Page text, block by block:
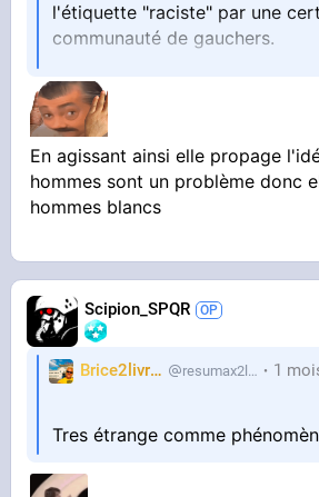
l'étiquette "raciste" par une
communauté de gauchers.
En agissant ainsi elle propage
hommes sont un problème donc
hommes blancs
Scipion_SPQR
Brice2livres resumax2livres 1
Tres étrange comme